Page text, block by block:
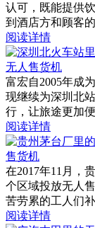
认可，既能提供
到酒店方和顾客
阅读详情
无人售货机
富宏自2005年成
现继续为深圳北
行，让旅途更加便
阅读详情
售货机
在2017年11月，
个区域投放无人
苦劳累的工人们补
阅读详情